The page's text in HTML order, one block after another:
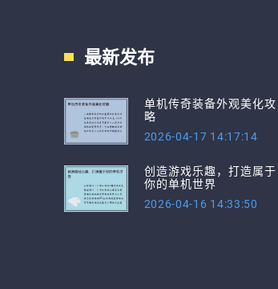
最新发布
单机传奇装备外观美化攻
略
2026-04-17 14:17:14
创造游戏乐趣，打造属于
你的单机世界
2026-04-16 14:33:50